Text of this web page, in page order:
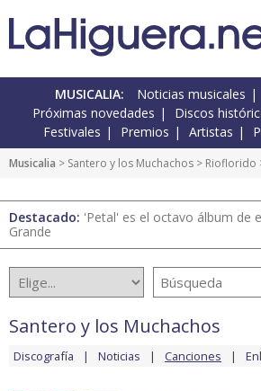
MUSICALIA: Noticias musicales
Próximas novedades
Discos
Festivales
Premios Artistas
Musicalia > Santero y los Muchachos > Rioflorido
Destacado: 'Petal' es el octavo álbum de
Grande
Santero y los Muchachos
Discografía Noticias Canciones